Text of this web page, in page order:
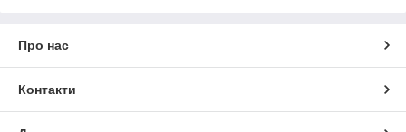
Про нас
Контакти